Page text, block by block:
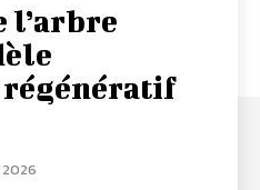
l’arbre
régénératif